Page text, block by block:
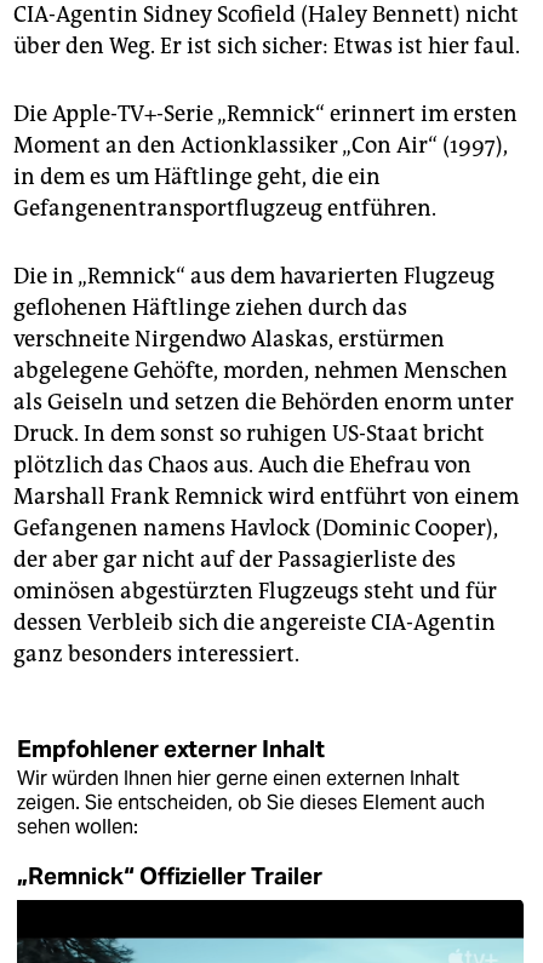
CIA-Agentin Sidney Scofield (Haley Bennett) nicht
über den Weg. Er ist sich sicher: Etwas ist hier faul.
Die Apple-TV+-Serie „Remnick“ erinnert im ersten
Moment an den Actionklassiker „Con Air“ (1997),
in dem es um Häftlinge geht, die ein
Gefangenentransportflugzeug entführen.
Die in „Remnick“ aus dem havarierten Flugzeug
geflohenen Häftlinge ziehen durch das
verschneite Nirgendwo Alaskas, erstürmen
abgelegene Gehöfte, morden, nehmen Menschen
als Geiseln und setzen die Behörden enorm unter
Druck. In dem sonst so ruhigen US-Staat bricht
plötzlich das Chaos aus. Auch die Ehefrau von
Marshall Frank Remnick wird entführt von einem
Gefangenen namens Havlock (Dominic Cooper),
der aber gar nicht auf der Passagierliste des
ominösen abgestürzten Flugzeugs steht und für
dessen Verbleib sich die angereiste CIA-Agentin
ganz besonders interessiert.
Empfohlener externer Inhalt
Wir würden Ihnen hier gerne einen externen Inhalt
zeigen. Sie entscheiden, ob Sie dieses Element auch
sehen wollen:
„Remnick“ Offizieller Trailer